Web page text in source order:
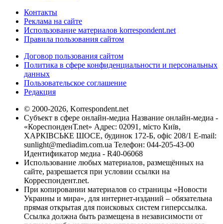
Контакты
Реклама на сайте
Использование материалов korrespondent.net
Правила пользования сайтом
Договор пользования сайтом
Политика в сфере конфиденциальности и персональных
данных
Пользовательское соглашение
Редакция
© 2000-2026, Korrespondent.net
Субъект в сфере онлайн-медиа Название онлайн-медиа -
«КореспонденТ.net» Адрес: 02091, місто Київ,
ХАРКІВСЬКЕ ШОСЕ, будинок 172-Б, офіс 208/1 E-mail:
sunlight@mediadim.com.ua Телефон: 044-205-43-00
Идентификатор медиа - R40-06068
Использование любых материалов, размещённых на
сайте, разрешается при условии ссылки на
Корреспондент.net.
При копировании материалов со страницы «Новости
Украины и мира», для интернет-изданий – обязательна
прямая открытая для поисковых систем гиперссылка.
Ссылка должна быть размещена в независимости от